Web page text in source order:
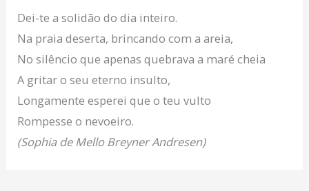
Dei-te a solidão do dia inteiro.
Na praia deserta, brincando com a areia,
No silêncio que apenas quebrava a maré cheia
A gritar o seu eterno insulto,
Longamente esperei que o teu vulto
Rompesse o nevoeiro.
(Sophia de Mello Breyner Andresen)